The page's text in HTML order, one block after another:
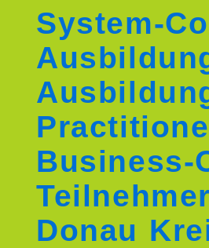
System-
Business-
Donau